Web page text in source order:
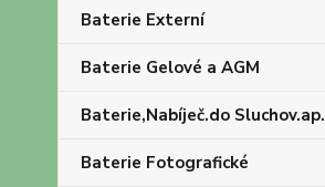
Baterie Externí
Baterie Gelové a AGM
Baterie,Nabíječ.do Sluchov.ap.
Baterie Fotografické